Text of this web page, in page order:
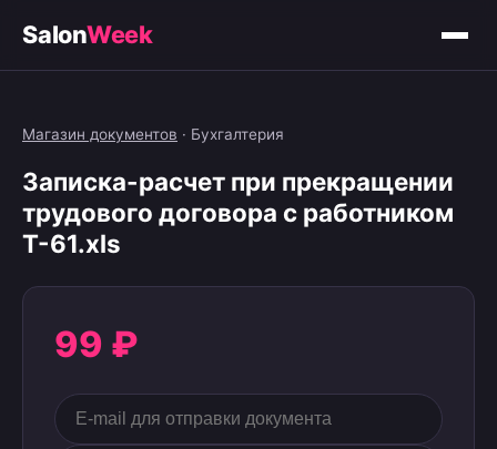
SalonWeek
Магазин документов · Бухгалтерия
Записка-расчет при прекращении
трудового договора с работником
Т-61.xls
99 ₽